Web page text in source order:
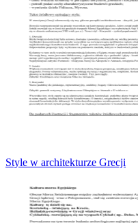
Style w architekturze Grecji